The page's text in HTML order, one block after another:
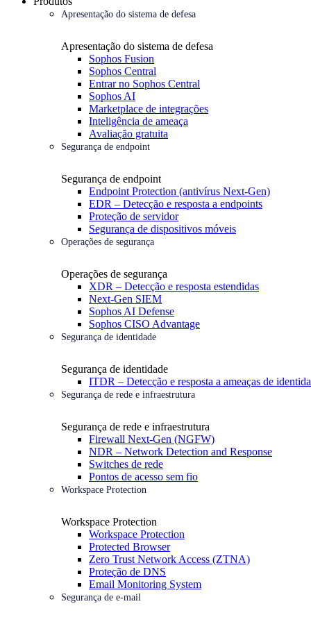
Apresentação do sistema de defesa
Apresentação do sistema de defesa
Sophos Fusion
Sophos Central
Entrar no Sophos Central
Sophos AI
Marketplace de integrações
Inteligência de ameaça
Avaliação gratuita
Segurança de endpoint
Segurança de endpoint
Endpoint Protection (antivírus Next-Gen)
EDR – Detecção e resposta a endpoints
Proteção de servidor
Segurança de dispositivos móveis
Operações de segurança
Operações de segurança
XDR – Detecção e resposta estendidas
Next-Gen SIEM
Sophos AI Defense
Sophos CISO Advantage
Segurança de identidade
Segurança de identidade
ITDR – Detecção e resposta a ameaças de
Segurança de rede e infraestrutura
Segurança de rede e infraestrutura
Firewall Next-Gen (NGFW)
NDR – Network Detection and Response
Switches de rede
Pontos de acesso sem fio
Workspace Protection
Workspace Protection
Workspace Protection
Protected Browser
Zero Trust Network Access (ZTNA)
Proteção de DNS
Email Monitoring System
Segurança de e-mail